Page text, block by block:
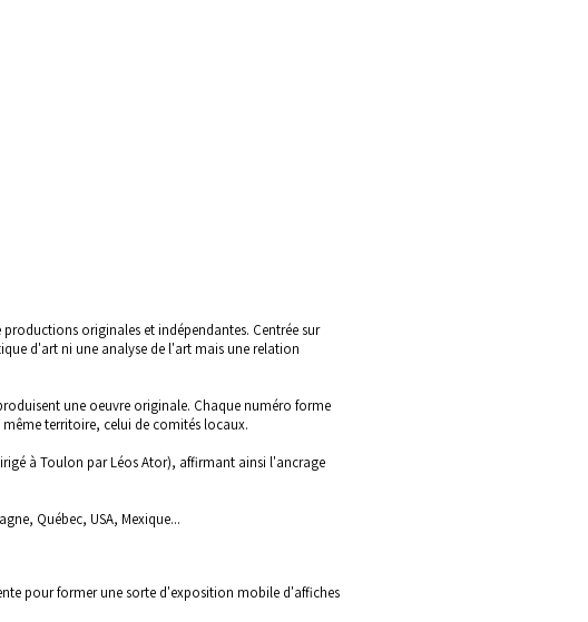
originales et indépendantes. Centrée sur
d'art ni une analyse de l'art mais une relation
une oeuvre originale. Chaque numéro forme
territoire, celui de comités locaux.
à Toulon par Léos Ator), affirmant ainsi l'ancrage
Québec, USA, Mexique...
pour former une sorte d'exposition mobile d'affiches